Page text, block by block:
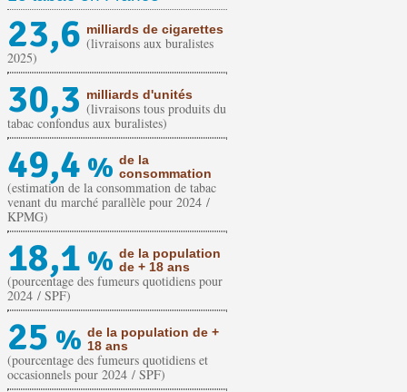
23,6 milliards de cigarettes
(livraisons aux buralistes
2025)
30,3 milliards d'unités
(livraisons tous produits du
tabac confondus aux buralistes)
49,4 % de la
consommation
(estimation de la consommation de tabac
venant du marché parallèle pour 2024 /
KPMG)
18,1 % de la population
de + 18 ans
(pourcentage des fumeurs quotidiens pour
2024 / SPF)
25 % de la population de +
18 ans
(pourcentage des fumeurs quotidiens et
occasionnels pour 2024 / SPF)